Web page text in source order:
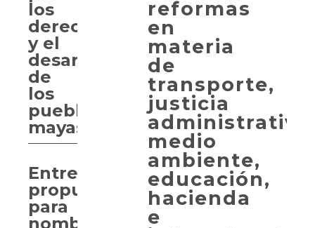
reformas
en
materia
de
transporte,
justicia
medio
ambiente,
educación,
hacienda
e
los
derechos
y el
desarrollo
de
los
pueblos
mayas
Entregan
propuesta
para
nombrar